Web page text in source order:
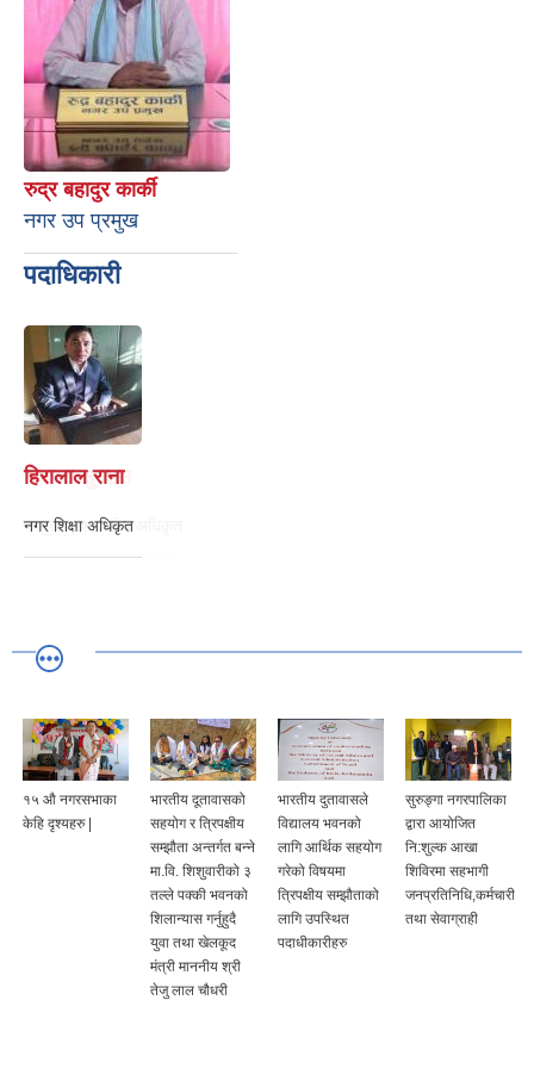
रुद्र बहादुर कार्की
नगर उप प्रमुख
पदाधिकारी
हिरालाल राना
नगर शिक्षा अधिकृत
१५ औ नगरसभाका
केहि दृश्यहरु |
भारतीय दूतावासको
सहयोग र त्रिपक्षीय
सम्झौता अन्तर्गत बन्ने
मा.वि. शिशुवारीको ३
तल्ले पक्की भवनको
शिलान्यास गर्नुहुदै
युवा तथा खेलकूद
मंत्री माननीय श्री
तेजु लाल चौधरी
भारतीय दुतावासले
विद्यालय भवनको
लागि आर्थिक सहयोग
गरेको विषयमा
त्रिपक्षीय सम्झौताको
लागि उपस्थित
पदाधीकारीहरु
सुरुङ्गा नगरपालिका
द्वारा आयोजित
नि:शुल्क आखा
शिविरमा सहभागी
जनप्रतिनिधि,कर्मचारी
तथा सेवाग्राही